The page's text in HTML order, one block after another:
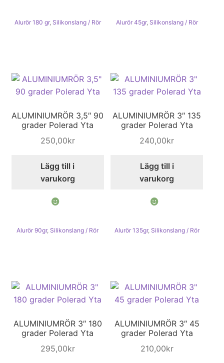
Alurör 180 gr, Silikonslang / Rör Alurör 45gr, Silikonslang / Rör
ALUMINIUMRÖR 3,5″ 90
grader Polerad Yta
250,00kr
Lägg till i
varukorg
Alurör 90gr, Silikonslang / Rör
ALUMINIUMRÖR 3″ 135
grader Polerad Yta
240,00kr
Lägg till i
varukorg
Alurör 135gr, Silikonslang / Rör
ALUMINIUMRÖR 3″ 180
grader Polerad Yta
295,00kr
ALUMINIUMRÖR 3″ 45
grader Polerad Yta
210,00kr